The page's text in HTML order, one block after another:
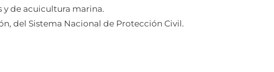
y de acuicultura marina.
del Sistema Nacional de Protección Civil.